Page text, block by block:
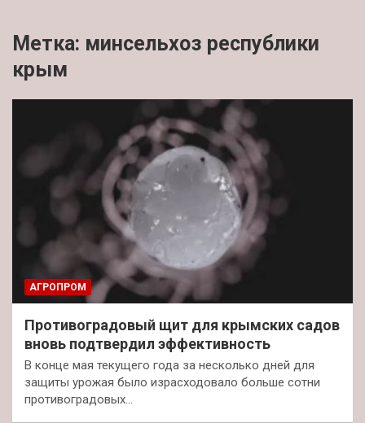
Метка: минсельхоз республики
крым
АГРОПРОМ
Противоградовый щит для крымских садов
вновь подтвердил эффективность
В конце мая текущего года за несколько дней для
защиты урожая было израсходовало больше сотни
противоградовых…